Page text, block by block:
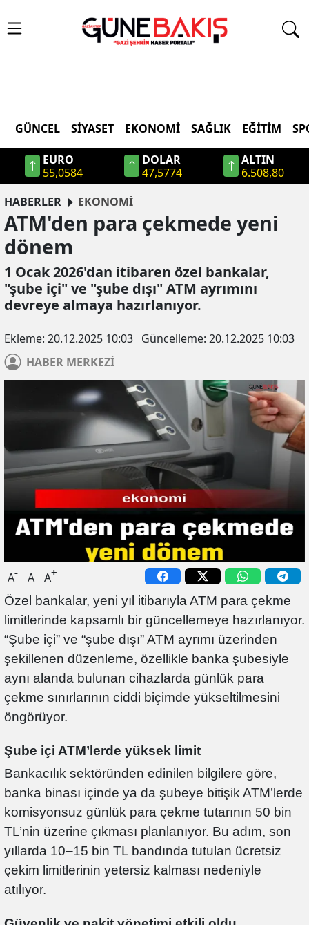
GÜNCEL SIYASET EKONOMI SAĞLIK EĞITIM
EURO
55,0584
DOLAR
47,5774
ALTIN
6.508,80
HABERLER
EKONOMİ
ATM'den para çekmede yeni
dönem
1 Ocak 2026'dan itibaren özel bankalar,
"şube içi" ve "şube dışı" ATM ayrımını
devreye almaya hazırlanıyor.
Ekleme: 20.12.2025 10:03 Güncelleme: 20.12.2025 10:03
HABER MERKEZİ
A- A A+
Özel bankalar, yeni yıl itibarıyla ATM para çekme
limitlerinde kapsamlı bir güncellemeye hazırlanıyor.
“Şube içi” ve “şube dışı” ATM ayrımı üzerinden
şekillenen düzenleme, özellikle banka şubesiyle
aynı alanda bulunan cihazlarda günlük para
çekme sınırlarının ciddi biçimde yükseltilmesini
öngörüyor.
Şube içi ATM’lerde yüksek limit
Bankacılık sektöründen edinilen bilgilere göre,
banka binası içinde ya da şubeye bitişik ATM’lerde
komisyonsuz günlük para çekme tutarının 50 bin
TL’nin üzerine çıkması planlanıyor. Bu adım, son
yıllarda 10–15 bin TL bandında tutulan ücretsiz
çekim limitlerinin yetersiz kalması nedeniyle
atılıyor.